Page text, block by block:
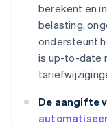
berekent en
belasting,
ondersteunt
is up-to-date
De aangifte